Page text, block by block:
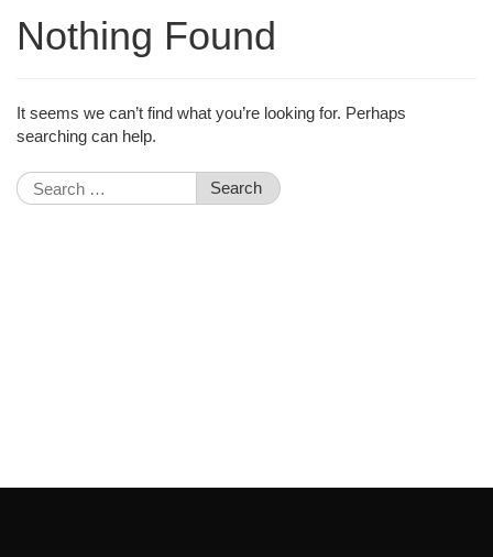
Nothing Found
It seems we can’t find what you’re looking for. Perhaps
searching can help.
Search
for: